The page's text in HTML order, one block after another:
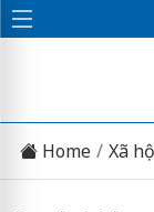
Home Xã